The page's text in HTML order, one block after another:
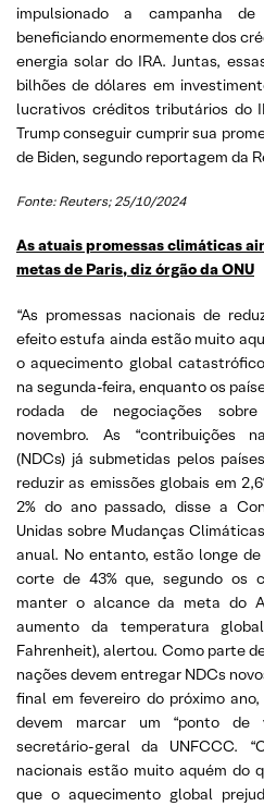
impulsionado a campanha
beneficiando enormemente dos
energia solar do IRA. Juntas,
bilhões de dólares em
lucrativos créditos tributários do
Trump conseguir cumprir sua
de Biden, segundo reportagem da
Fonte: Reuters; 25/10/2024
As atuais promessas climáticas
metas de Paris, diz órgão da ONU
“As promessas nacionais de
efeito estufa ainda estão muito
o aquecimento global
na segunda-feira, enquanto os
rodada de negociações
novembro. As “contribuições
(NDCs) já submetidas pelos
reduzir as emissões globais em
2% do ano passado, disse a
Unidas sobre Mudanças
anual. No entanto, estão longe
corte de 43% que, segundo os
manter o alcance da meta do
aumento da temperatura
Fahrenheit), alertou. Como parte
nações devem entregar NDCs
final em fevereiro do próximo
devem marcar um “ponto de
secretário-geral da UNFCCC.
nacionais estão muito aquém do
que o aquecimento global